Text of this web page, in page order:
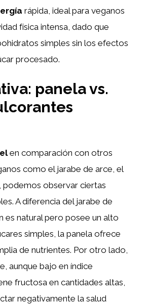
rápida, ideal para veganos
física intensa, dado que
simples sin los efectos
procesado.
panela vs.
en comparación con otros
como el jarabe de arce, el
podemos observar ciertas
A diferencia del jarabe de
es natural pero posee un alto
simples, la panela ofrece
de nutrientes. Por otro lado,
aunque bajo en índice
fructosa en cantidades altas,
negativamente la salud